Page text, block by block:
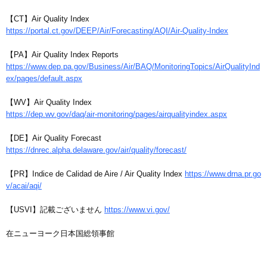
【CT】Air Quality Index
https://portal.ct.gov/DEEP/Air/Forecasting/AQI/Air-Quality-Index
【PA】Air Quality Index Reports
https://www.dep.pa.gov/Business/Air/BAQ/MonitoringTopics/AirQualityInd
ex/pages/default.aspx
【WV】Air Quality Index
https://dep.wv.gov/daq/air-monitoring/pages/airqualityindex.aspx
【DE】Air Quality Forecast
https://dnrec.alpha.delaware.gov/air/quality/forecast/
【PR】Indice de Calidad de Aire / Air Quality Index https://www.drna.pr.go
v/acai/aqi/
【USVI】記載ございません https://www.vi.gov/
在ニューヨーク日本国総領事館